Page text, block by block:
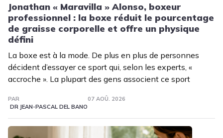
Jonathan « Maravilla » Alonso, boxeur
professionnel : la boxe réduit le pourcentage
de graisse corporelle et offre un physique
défini
La boxe est à la mode. De plus en plus de personnes
décident d’essayer ce sport qui, selon les experts, «
accroche ». La plupart des gens associent ce sport
PAR
DR JEAN-PASCAL DEL BANO
07 AOÛ. 2026